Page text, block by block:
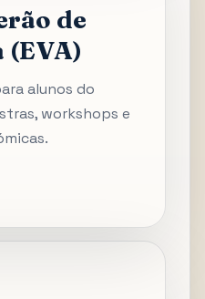
de
alunos do
workshops e